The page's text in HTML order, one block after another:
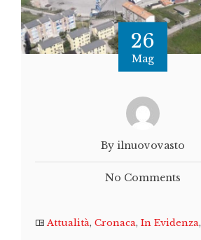
26
Mag
By ilnuovovasto
No Comments
Attualità, Cronaca, In Evidenza,